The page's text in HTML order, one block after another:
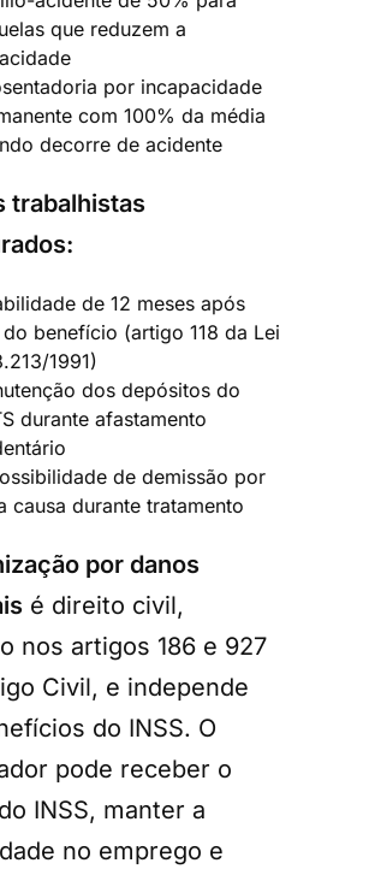
que reduzem a
por incapacidade
com 100% da média
decorre de acidente
trabalhistas
de 12 meses após
benefício (artigo 118 da Lei
1991)
dos depósitos do
durante afastamento
de demissão por
causa durante tratamento
por danos
é direito civil,
nos artigos 186 e 927
Civil, e independe
do INSS. O
pode receber o
INSS, manter a
no emprego e